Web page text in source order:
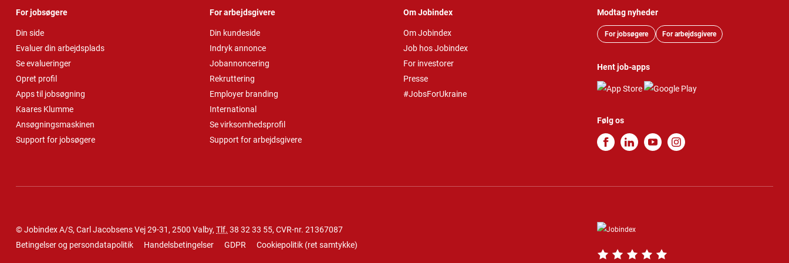
For jobsøgere
Din side
Evaluer din arbejdsplads
Se evalueringer
Opret profil
Apps til jobsøgning
Kaares Klumme
Ansøgningsmaskinen
Support for jobsøgere
For arbejdsgivere
Din kundeside
Indryk annonce
Jobannoncering
Rekruttering
Employer branding
International
Se virksomhedsprofil
Support for arbejdsgivere
Om Jobindex
Om Jobindex
Job hos Jobindex
For investorer
Presse
#JobsForUkraine
Modtag nyheder
For jobsøgere For arbejdsgivere
Hent job-apps
Følg os
© Jobindex A/S, Carl Jacobsens Vej 29-31, 2500 Valby, Tlf. 38 32 33 55, CVR-nr. 21367087
Betingelser og persondatapolitik
Handelsbetingelser GDPR Cookiepolitik (ret samtykke)